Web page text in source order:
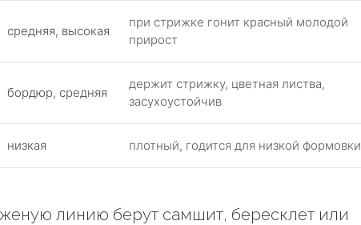
средняя, высокая
при стрижке гонит красный молодой
прирост
бордюр, средняя
держит стрижку, цветная листва,
засухоустойчив
низкая плотный, годится для низкой формовки
линию берут самшит, бересклет или